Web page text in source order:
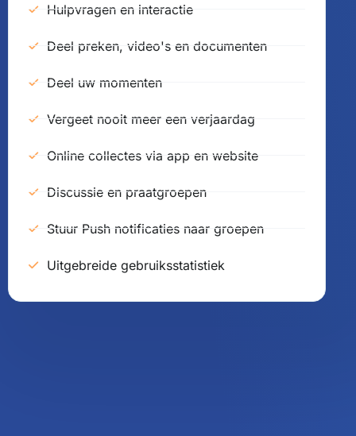
Hulpvragen en interactie
Deel preken, video's en documenten
Deel uw momenten
Vergeet nooit meer een verjaardag
Online collectes via app en website
Discussie en praatgroepen
Stuur Push notificaties naar groepen
Uitgebreide gebruiksstatistiek